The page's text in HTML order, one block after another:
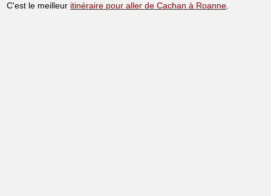
C'est le meilleur itinéraire pour aller de Cachan à Roanne.